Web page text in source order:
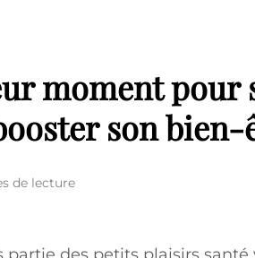
moment pour
son bien-
de lecture
des petits plaisirs santé